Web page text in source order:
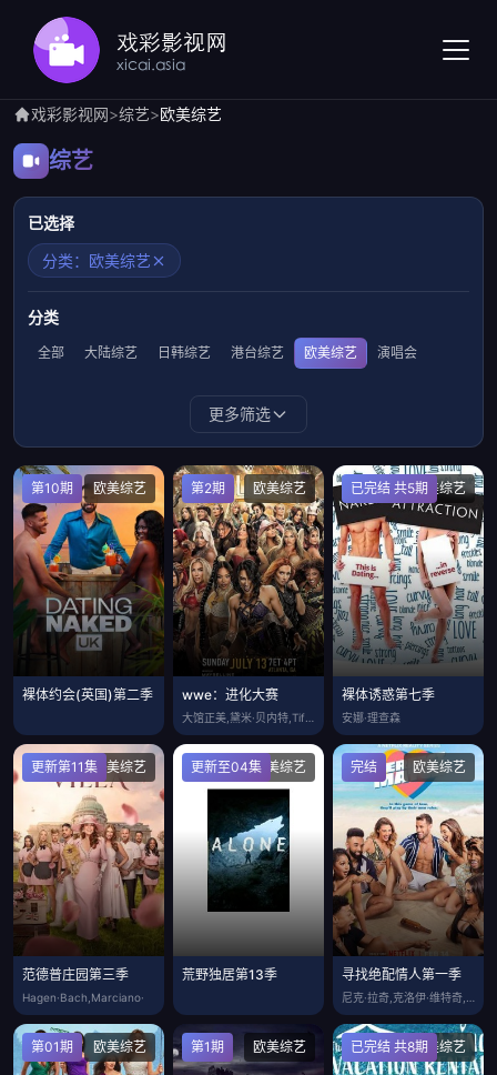
戏彩影视网>综艺>欧美综艺
综艺
已选择
分类：欧美综艺
分类
全部 大陆综艺 日韩综艺 港台综艺 欧美综艺 演唱会
更多筛选
欧美综艺
第10期
裸体约会(英国)第二季
欧美综艺
第2期
wwe：进化大赛
欧美综艺
已完结 共5期
裸体诱惑第七季
安娜·理查森
欧美综艺
更新第11集
范德普庄园第三季
Hagen·Bach,Marciano·
欧美综艺
更新至04集
荒野独居第13季
欧美综艺
完结
寻找绝配情人第一季
欧美综艺
第01期 欧美综艺
第1期 欧美综艺
已完结 共8期